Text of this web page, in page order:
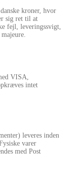
kroner, hvor
sig ret til at
fejl, leveringssvigt,
VISA,
intet
leveres inden
varer
med Post